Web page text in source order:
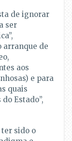
de ignorar
ser
arranque de
aos
e para
quais
Estado”,
ter sido o